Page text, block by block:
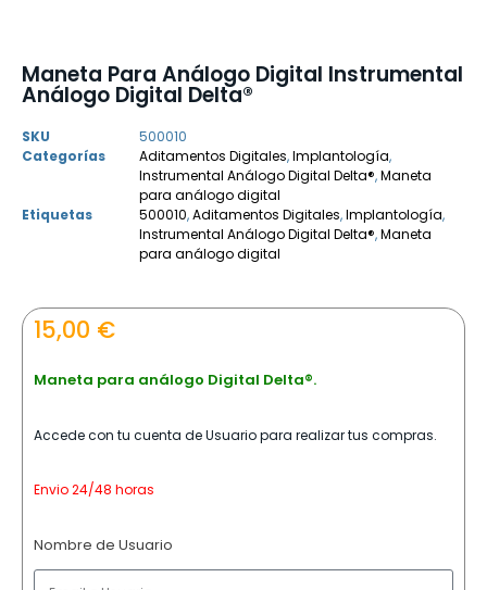
Maneta Para Análogo Digital Instrumental
Análogo Digital Delta®
SKU
500010
Categorías
Aditamentos Digitales,Implantología,
Instrumental Análogo Digital Delta®,Maneta
para análogo digital
Etiquetas
500010,Aditamentos Digitales,Implantología,
Instrumental Análogo Digital Delta®,Maneta
para análogo digital
15,00 €
Maneta para análogo Digital Delta®.
Accede con tu cuenta de Usuario para realizar tus compras.
Envio 24/48 horas
Nombre de Usuario